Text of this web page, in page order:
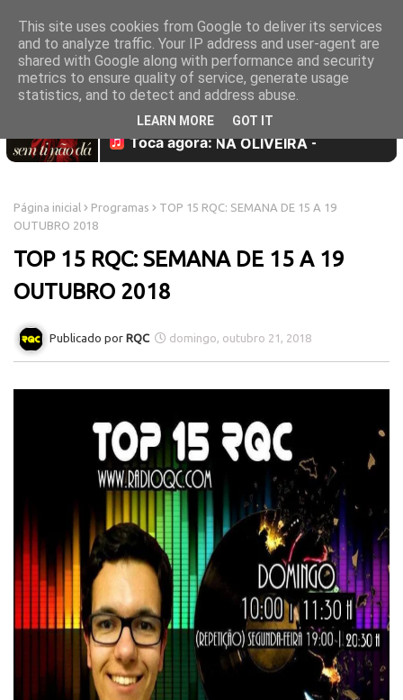
Página inicial Programas
TOP 15 RQC: SEMANA DE 15 A 19
OUTUBRO 2018
TOP 15 RQC: SEMANA DE 15 A 19
OUTUBRO 2018
RQC domingo, outubro 21, 2018
This site uses cookies from Google to deliver its services
and to analyze traffic. Your IP address and user-agent are
shared with Google along with performance and security
metrics to ensure quality of service, generate usage
statistics, and to detect and address abuse.
LEARN MORE GOT IT